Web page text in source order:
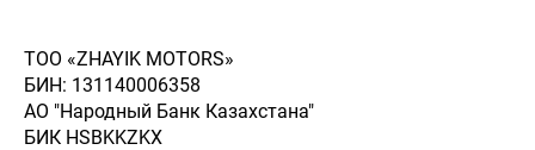
ТОО «ZHAYIK MOTORS»
БИН: 131140006358
АО "Народный Банк Казахстана"
БИК HSBKKZKX